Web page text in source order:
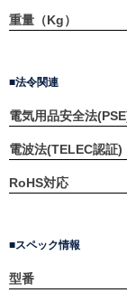
重量（Kg）
法令関連
電気用品安全法
電波法(TELEC認証)
RoHS対応
スペック情報
型番